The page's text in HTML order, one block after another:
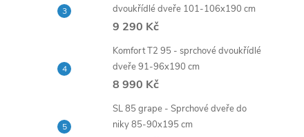
dvoukřídlé dveře 101-106x190 cm
9 290 Kč
Komfort T2 95 - sprchové dvoukřídlé
dveře 91-96x190 cm
8 990 Kč
SL 85 grape - Sprchové dveře do
niky 85-90x195 cm